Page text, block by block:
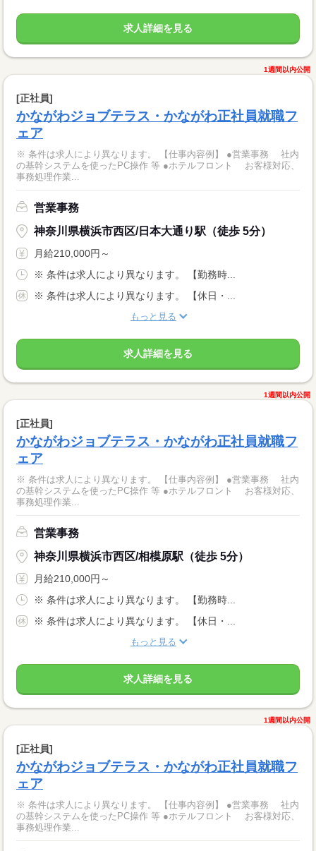
求人詳細を見る
1週間以内公開
[正社員]
かながわジョブテラス・かながわ正社員就職フ
ェア
※ 条件は求人により異なります。 【仕事内容例】 ●営業事務 社内
の基幹システムを使ったPC操作 等 ●ホテルフロント お客様対応、
事務処理作業...
営業事務
神奈川県横浜市西区/日本大通り駅（徒歩 5分）
月給210,000円～
※ 条件は求人により異なります。 【勤務時...
※ 条件は求人により異なります。 【休日・...
もっと見る
求人詳細を見る
1週間以内公開
[正社員]
かながわジョブテラス・かながわ正社員就職フ
ェア
※ 条件は求人により異なります。 【仕事内容例】 ●営業事務 社内
の基幹システムを使ったPC操作 等 ●ホテルフロント お客様対応、
事務処理作業...
営業事務
神奈川県横浜市西区/相模原駅（徒歩 5分）
月給210,000円～
※ 条件は求人により異なります。 【勤務時...
※ 条件は求人により異なります。 【休日・...
もっと見る
求人詳細を見る
1週間以内公開
[正社員]
かながわジョブテラス・かながわ正社員就職フ
ェア
※ 条件は求人により異なります。 【仕事内容例】 ●営業事務 社内
の基幹システムを使ったPC操作 等 ●ホテルフロント お客様対応、
事務処理作業...